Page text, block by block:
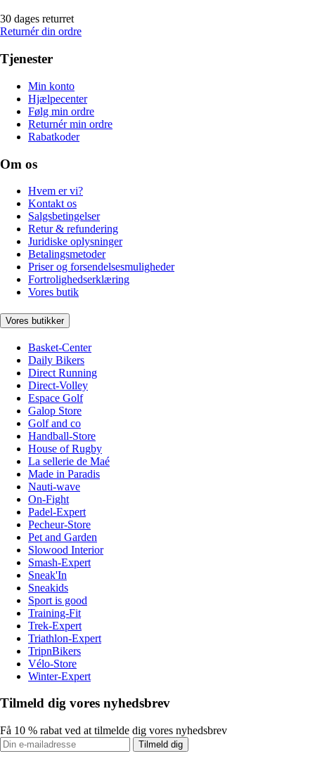
30 dages returret
Returnér din ordre
Tjenester
Min konto
Hjælpecenter
Følg min ordre
Returnér min ordre
Rabatkoder
Om os
Hvem er vi?
Kontakt os
Salgsbetingelser
Retur & refundering
Juridiske oplysninger
Betalingsmetoder
Priser og forsendelsesmuligheder
Fortrolighedserklæring
Vores butik
Vores butikker
Basket-Center
Daily Bikers
Direct Running
Direct-Volley
Espace Golf
Galop Store
Golf and co
Handball-Store
House of Rugby
La sellerie de Maé
Made in Paradis
Nauti-wave
On-Fight
Padel-Expert
Pecheur-Store
Pet and Garden
Slowood Interior
Smash-Expert
Sneak'In
Sneakids
Sport is good
Training-Fit
Trek-Expert
Triathlon-Expert
TripnBikers
Vélo-Store
Winter-Expert
Tilmeld dig vores nyhedsbrev
Få 10 % rabat ved at tilmelde dig vores nyhedsbrev
Tilmeld dig